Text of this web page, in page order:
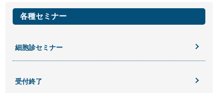
各種セミナー
細胞診セミナー
受付終了